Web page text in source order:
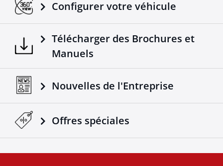
Fabriqué selon les normes européennes.
gamme déjà réussie des accessoires Tessera4x4.
Configurer votre véhicule
Télécharger des Brochures et
Manuels
Nouvelles de l'Entreprise
Offres spéciales